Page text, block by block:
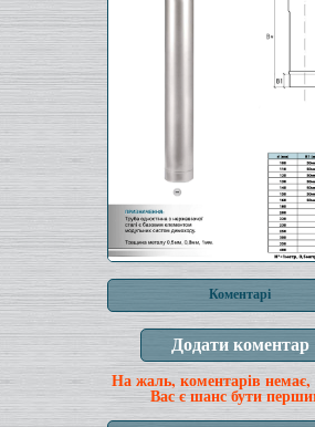
Коментарі
На жаль, коментарів немає,
Вас є шанс бути